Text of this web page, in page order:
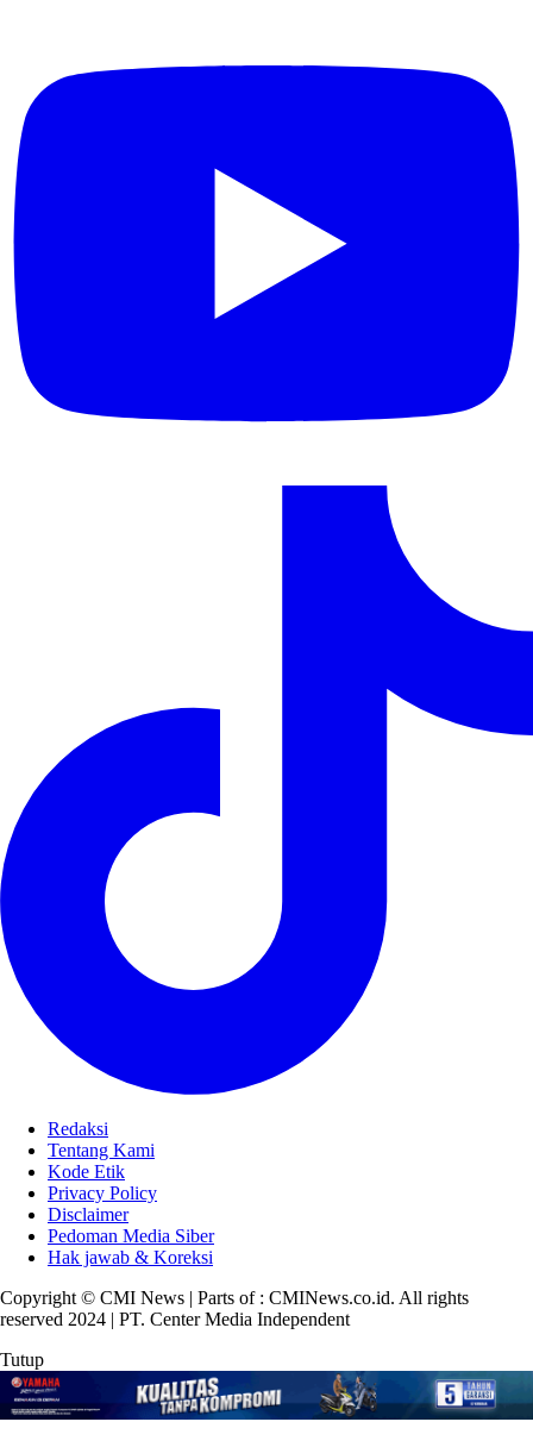
Redaksi
Tentang Kami
Kode Etik
Privacy Policy
Disclaimer
Pedoman Media Siber
Hak jawab & Koreksi
Copyright © CMI News | Parts of : CMINews.co.id. All rights
reserved 2024 | PT. Center Media Independent
Tutup